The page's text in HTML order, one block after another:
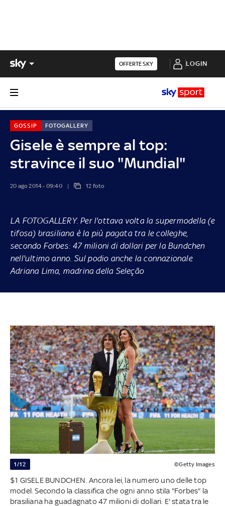
OFFERTE SKY LOGIN
Gisele è sempre al top:
stravince il suo "Mundial"
GOSSIP FOTOGALLERY
20 ago 2014 - 09:40 12 foto
LA FOTOGALLERY. Per l'ottava volta la supermodella (e
tifosa) brasiliana è la più pagata tra le colleghe,
secondo Forbes: 47 milioni di dollari per la Bundchen
nell'ultimo anno. Sul podio anche la connazionale
Adriana Lima, madrina della Seleção
1/12 ©Getty Images
$1 GISELE BUNDCHEN. Ancora lei, la numero uno delle top
model. Secondo la classifica che ogni anno stila "Forbes" la
brasiliana ha guadagnato 47 milioni di dollari. E' stata tra le